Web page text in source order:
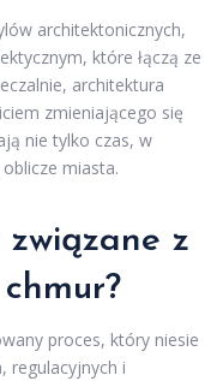
architektonicznych,
które łączą ze
architektura
zmieniającego się
nie tylko czas, w
miasta.
związane z
proces, który niesie
regulacyjnych i